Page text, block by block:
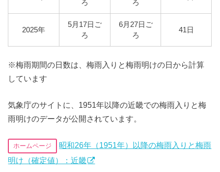
ろ ろ
2025年
5月17日ご
ろ
6月27日ご
ろ
41日
※梅雨期間の日数は、梅雨入りと梅雨明けの日から計算
しています
気象庁のサイトに、1951年以降の近畿での梅雨入りと梅
雨明けのデータが公開されています。
ホームページ
昭和26年（1951年）以降の梅雨入りと梅雨
明け（確定値）：近畿